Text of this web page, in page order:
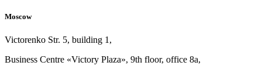
Moscow
Victorenko Str. 5, building 1,
Business Centre «Victory Plaza», 9th floor, office 8a,